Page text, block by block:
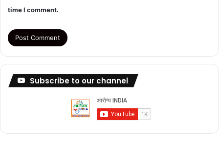
time I comment.
Subscribe to our channel